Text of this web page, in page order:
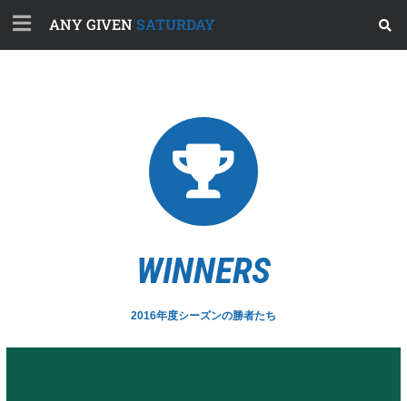
ANY GIVEN SATURDAY
WINNERS
2016年度シーズンの勝者たち